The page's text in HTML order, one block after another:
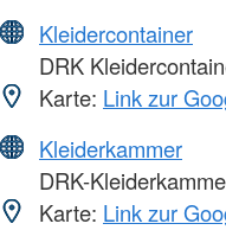
Kleidercontainer
DRK
Karte: Link zur
Kleiderkammer
DRK-
Karte: Link zur